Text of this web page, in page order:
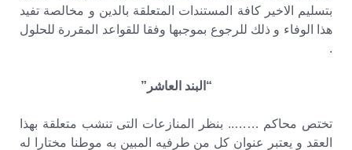
بتسليم الاخير كافة المستندات المتعلقة بالدين و مخالصة تفيد
هذا الوفاء و ذلك للرجوع بموجبها وفقا للقواعد المقررة للحلول
.
“البند العاشر”
تختص محاكم …….. بنظر المنازعات التى تنشب متعلقة بهذا
العقد و يعتبر عنوان كل من طرفيه المبين به موطنا مختارا له